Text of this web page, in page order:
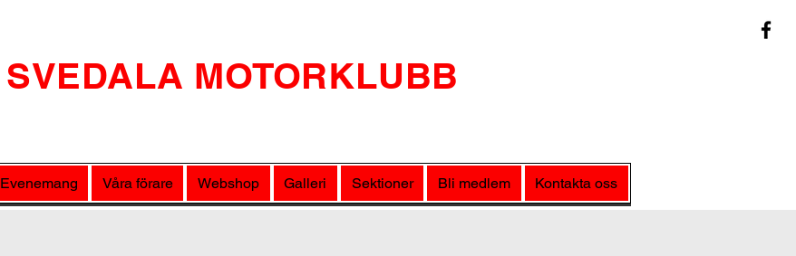
SVEDALA MOTORKLUBB
Evenemang Våra förare Webshop Galleri Sektioner Bli medlem Kontakta oss